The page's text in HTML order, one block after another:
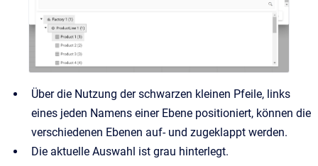
Über die Nutzung der schwarzen kleinen Pfeile, links
eines jeden Namens einer Ebene positioniert, können die
verschiedenen Ebenen auf- und zugeklappt werden.
Die aktuelle Auswahl ist grau hinterlegt.